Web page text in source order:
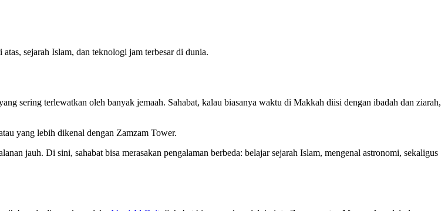
sejarah Islam, dan teknologi jam terbesar di dunia.
sering terlewatkan oleh banyak jemaah. Sahabat, kalau biasanya waktu di Makkah diisi dengan ibadah dan ziarah,
yang lebih dikenal dengan Zamzam Tower.
jauh. Di sini, sahabat bisa merasakan pengalaman berbeda: belajar sejarah Islam, mengenal astronomi, sekaligus